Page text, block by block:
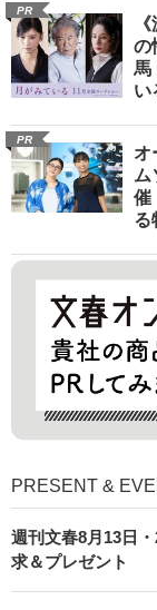
PR
の
馬
い
PR
オ
ム
催
る
PRESENT &
週刊文春8月13日
求＆プレゼント